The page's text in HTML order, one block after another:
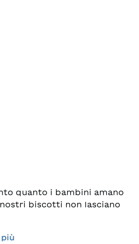
quanto i bambini amano
biscotti non lasciano
dei vostri dati e al